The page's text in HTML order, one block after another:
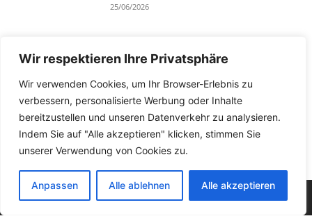
Wir respektieren Ihre Privatsphäre
Wir verwenden Cookies, um Ihr Browser-Erlebnis zu
verbessern, personalisierte Werbung oder Inhalte
bereitzustellen und unseren Datenverkehr zu analysieren.
Indem Sie auf "Alle akzeptieren" klicken, stimmen Sie
unserer Verwendung von Cookies zu.
Anpassen Alle ablehnen Alle akzeptieren
25/06/2026
Devamını Göster